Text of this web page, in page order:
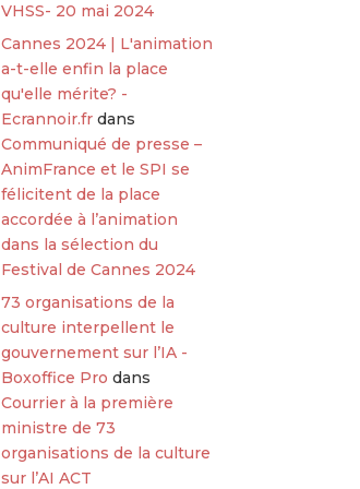
VHSS- 20 mai 2024
Cannes 2024 | L'animation
a-t-elle enfin la place
qu'elle mérite? -
Ecrannoir.fr dans
Communiqué de presse –
AnimFrance et le SPI se
félicitent de la place
accordée à l’animation
dans la sélection du
Festival de Cannes 2024
73 organisations de la
culture interpellent le
gouvernement sur l’IA -
Boxoffice Pro dans
Courrier à la première
ministre de 73
organisations de la culture
sur l’AI ACT